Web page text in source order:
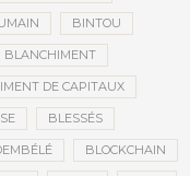
BINTOU
BLANCHIMENT
DE CAPITAUX
BLESSÉS
BLOCKCHAIN